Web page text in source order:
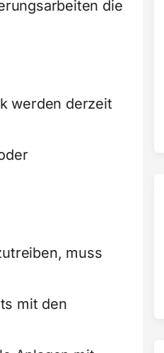
die
werden derzeit
muss
mit den